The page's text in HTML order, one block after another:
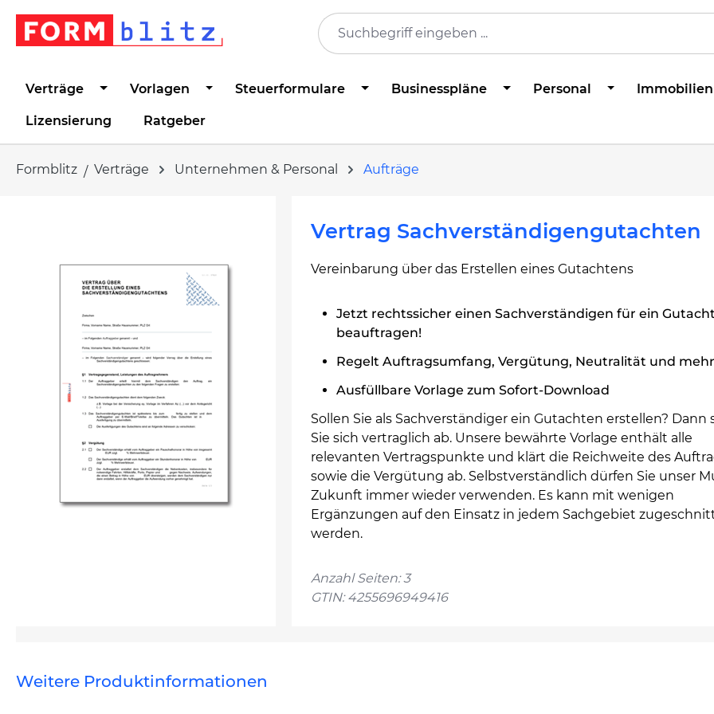
Zur Hauptnavigation springen
Verträge Vorlagen Steuerformulare Businesspläne Personal Immobilien
Lizensierung Ratgeber
Formblitz Verträge Unternehmen & Personal Aufträge
Vertrag Sachverständigengutachten
Vereinbarung über das Erstellen eines Gutachtens
Jetzt rechtssicher einen Sachverständigen für ein
beauftragen!
Regelt Auftragsumfang, Vergütung, Neutralität und mehr
Ausfüllbare Vorlage zum Sofort-Download
Sollen Sie als Sachverständiger ein Gutachten erstellen? Dann
Sie sich vertraglich ab. Unsere bewährte Vorlage enthält alle
relevanten Vertragspunkte und klärt die Reichweite des
sowie die Vergütung ab. Selbstverständlich dürfen Sie unser
Zukunft immer wieder verwenden. Es kann mit wenigen
Ergänzungen auf den Einsatz in jedem Sachgebiet
werden.
Anzahl Seiten: 3
GTIN: 4255696949416
Weitere Produktinformationen